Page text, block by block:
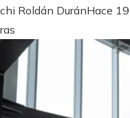
Roldán DuránHace 19